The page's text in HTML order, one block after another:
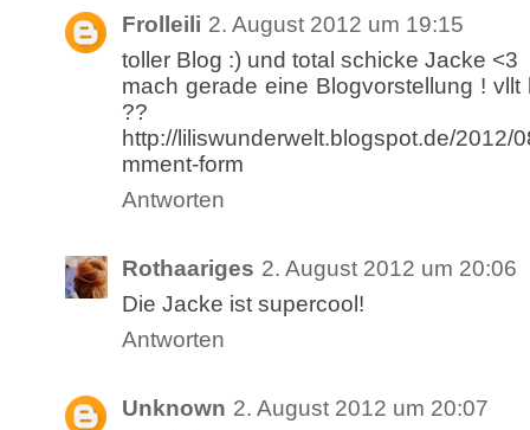
Frolleili 2. August 2012 um 19:15
toller Blog :) und total schicke Jacke <3
mach gerade eine Blogvorstellung !
??
http://liliswunderwelt.blogspot.de/2012/
mment-form
Antworten
Rothaariges 2. August 2012 um 20:06
Die Jacke ist supercool!
Antworten
Unknown 2. August 2012 um 20:07